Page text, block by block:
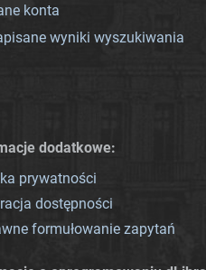
konta
wyniki wyszukiwania
dodatkowe:
prywatności
dostępności
formułowanie zapytań